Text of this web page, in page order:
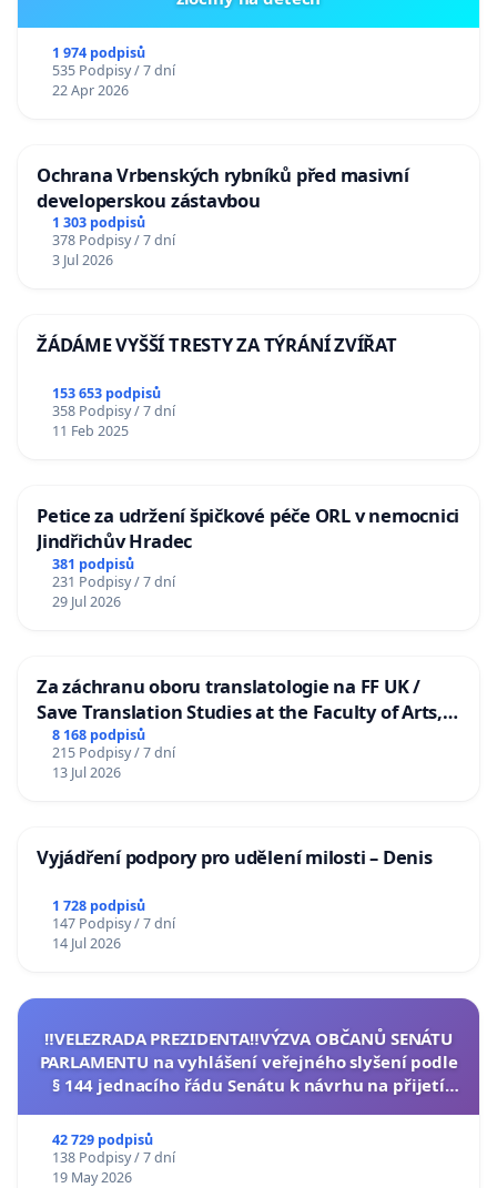
1 974 podpisů
535 Podpisy / 7 dní
22 Apr 2026
Ochrana Vrbenských rybníků před masivní
developerskou zástavbou
1 303 podpisů
378 Podpisy / 7 dní
3 Jul 2026
ŽÁDÁME VYŠŠÍ TRESTY ZA TÝRÁNÍ ZVÍŘAT
153 653 podpisů
358 Podpisy / 7 dní
11 Feb 2025
Petice za udržení špičkové péče ORL v nemocnici
Jindřichův Hradec
381 podpisů
231 Podpisy / 7 dní
29 Jul 2026
Za záchranu oboru translatologie na FF UK /
Save Translation Studies at the Faculty of Arts,
Charles University
8 168 podpisů
215 Podpisy / 7 dní
13 Jul 2026
Vyjádření podpory pro udělení milosti – Denis
1 728 podpisů
147 Podpisy / 7 dní
14 Jul 2026
‼️VELEZRADA PREZIDENTA‼️VÝZVA OBČANŮ SENÁTU
PARLAMENTU na vyhlášení veřejného slyšení podle
§ 144 jednacího řádu Senátu k návrhu na přijetí
42 729 podpisů
138 Podpisy / 7 dní
19 May 2026